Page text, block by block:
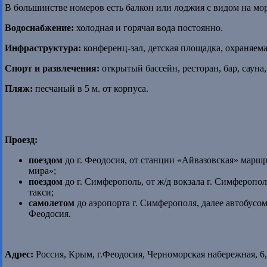
В большинстве номеров есть балкон или лоджия с видом на
Водоснабжение: холодная и горячая вода постоянно.
Инфраструктура: конференц-зал, детская площадка,
Спорт и развлечения: открытый бассейн, ресторан, бар,
Пляж: песчаный в 5 м. от корпуса.
Проезд:
поездом до г. Феодосия, от станции «Айвазовская»
мира»;
поездом до г. Симферополь, от ж/д вокзала г.
такси;
самолетом до аэропорта г. Симферополя, далее
Феодосия.
Адрес: Россия, Крым, г.Феодосия, Черноморская набережная,